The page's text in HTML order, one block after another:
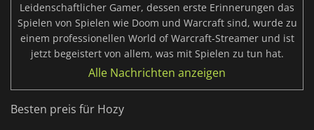
Leidenschaftlicher Gamer, dessen erste Erinnerungen das
Spielen von Spielen wie Doom und Warcraft sind, wurde zu
einem professionellen World of Warcraft-Streamer und ist
jetzt begeistert von allem, was mit Spielen zu tun hat.
Alle Nachrichten anzeigen
Besten preis für Hozy